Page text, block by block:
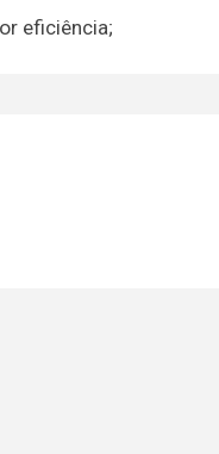
eficiência;